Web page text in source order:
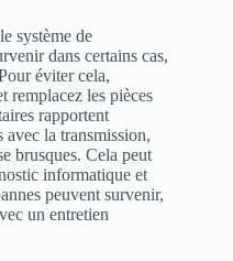
système de
dans certains cas,
éviter cela,
remplacez les pièces
rapportent
avec la transmission,
brusques. Cela peut
informatique et
peuvent survenir,
un entretien